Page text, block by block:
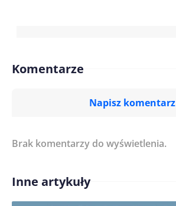
Komentarze
Napisz komentarz
Treść komentarza*
Imię/ Nick*
Brak komentarzy do wyświetlenia.
Inne artykuły